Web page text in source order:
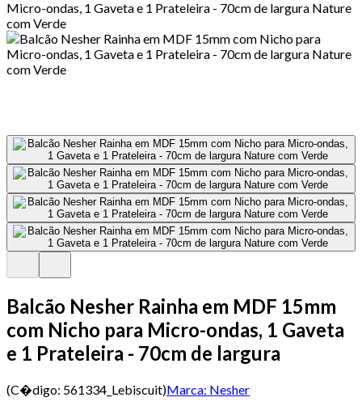
Balcão Nesher Rainha em MDF 15mm
com Nicho para Micro-ondas, 1 Gaveta
e 1 Prateleira - 70cm de largura
(C�digo: 561334_Lebiscuit)Marca: Nesher